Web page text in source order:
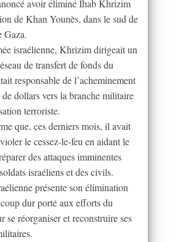
avoir éliminé Ihab Khrizim
de Khan Younès, dans le sud de
Gaza.
israélienne, Khrizim dirigeait un
de transfert de fonds du
responsable de l’acheminement
dollars vers la branche militaire
terroriste.
que, ces derniers mois, il avait
le cessez-le-feu en aidant le
des attaques imminentes
israéliens et des civils.
présente son élimination
dur porté aux efforts du
se réorganiser et reconstruire ses